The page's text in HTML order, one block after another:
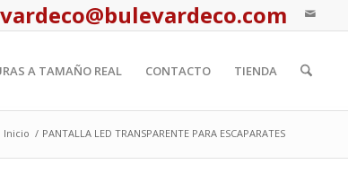
A TAMAÑO REAL CONTACTO TIENDA
Inicio / PANTALLA LED TRANSPARENTE PARA ESCAPARATES